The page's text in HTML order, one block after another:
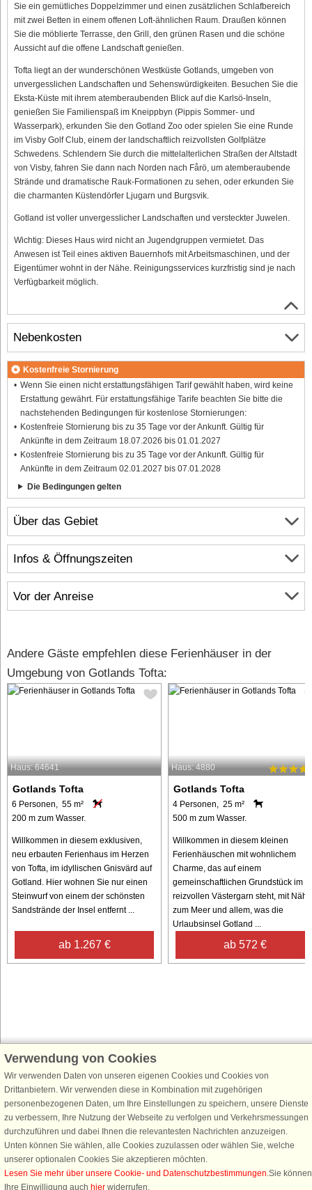
Sie ein gemütliches Doppelzimmer und einen zusätzlichen Schlafbereich
mit zwei Betten in einem offenen Loft-ähnlichen Raum. Draußen können
Sie die möblierte Terrasse, den Grill, den grünen Rasen und die schöne
Aussicht auf die offene Landschaft genießen.
Tofta liegt an der wunderschönen Westküste Gotlands, umgeben von
unvergesslichen Landschaften und Sehenswürdigkeiten. Besuchen Sie die
Eksta-Küste mit ihrem atemberaubenden Blick auf die Karlsö-Inseln,
genießen Sie Familienspaß im Kneippbyn (Pippis Sommer- und
Wasserpark), erkunden Sie den Gotland Zoo oder spielen Sie eine Runde
im Visby Golf Club, einem der landschaftlich reizvollsten Golfplätze
Schwedens. Schlendern Sie durch die mittelalterlichen Straßen der Altstadt
von Visby, fahren Sie dann nach Norden nach Fårö, um atemberaubende
Strände und dramatische Rauk-Formationen zu sehen, oder erkunden Sie
die charmanten Küstendörfer Ljugarn und Burgsvik.
Gotland ist voller unvergesslicher Landschaften und versteckter Juwelen.
Wichtig: Dieses Haus wird nicht an Jugendgruppen vermietet. Das
Anwesen ist Teil eines aktiven Bauernhofs mit Arbeitsmaschinen, und der
Eigentümer wohnt in der Nähe. Reinigungsservices kurzfristig sind je nach
Verfügbarkeit möglich.
Über das Gebiet
Infos & Öffnungszeiten
Vor der Anreise
Nebenkosten
Kostenfreie Stornierung
Wenn Sie einen nicht erstattungsfähigen Tarif gewählt haben, wird keine
Erstattung gewährt. Für erstattungsfähige Tarife beachten Sie bitte die
nachstehenden Bedingungen für kostenlose Stornierungen:
Kostenfreie Stornierung bis zu 35 Tage vor der Ankunft. Gültig für
Ankünfte in dem Zeitraum 18.07.2026 bis 01.01.2027
Kostenfreie Stornierung bis zu 35 Tage vor der Ankunft. Gültig für
Ankünfte in dem Zeitraum 02.01.2027 bis 07.01.2028
Die Bedingungen gelten
Andere Gäste empfehlen diese Ferienhäuser in der
Umgebung von Gotlands Tofta:
Haus: 64641
Gotlands Tofta
6 Personen, 55 m²
200 m zum Wasser.
Willkommen in diesem exklusiven,
neu erbauten Ferienhaus im Herzen
von Tofta, im idyllischen Gnisvärd auf
Gotland. Hier wohnen Sie nur einen
Steinwurf von einem der schönsten
Sandstrände der Insel entfernt ...
ab 1.267 €
Haus: 4880
Gotlands Tofta
4 Personen, 25 m²
500 m zum Wasser.
Willkommen in diesem kleinen
Ferienhäuschen mit wohnlichem
Charme, das auf einem
gemeinschaftlichen Grundstück im
reizvollen Västergarn steht, mit Nähe
zum Meer und allem, was die
Urlaubsinsel Gotland ...
ab 572 €
Schließen Sie sich 100.000 Ferienhaus-Fans an
Erhalten Sie einenWillkommensgutschein von 25 € für Ihren nächsten
Ferienhausurlaub - melden Sie sich einfach für den DanCenter Newsletter
an. Verpassen Sie nie wieder exklusive Angebote, Gewinnspiele und
Urlaubstipps!
Verwendung von Cookies
Wir verwenden Daten von unseren eigenen Cookies und Cookies von
Drittanbietern. Wir verwenden diese in Kombination mit zugehörigen
personenbezogenen Daten, um Ihre Einstellungen zu speichern, unsere Dienste
zu verbessern, Ihre Nutzung der Webseite zu verfolgen und Verkehrsmessungen
durchzuführen und dabei Ihnen die relevantesten Nachrichten anzuzeigen.
Unten können Sie wählen, alle Cookies zuzulassen oder wählen Sie, welche
unserer optionalen Cookies Sie akzeptieren möchten.
Lesen Sie mehr über unsere Cookie- und Datenschutzbestimmungen.Sie können
Ihre Einwilligung auch hier widerrufen.